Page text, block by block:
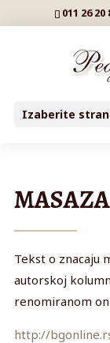
011 26 20
Izaberite
Tekst o znacaju
autorskoj
renomiranom
http://